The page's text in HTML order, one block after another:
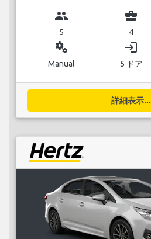
group
5
business_center
4
miscellaneous_services
Manual
login
5 ドア
詳細表示...